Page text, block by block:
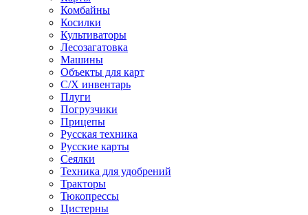
Комбайны
Косилки
Культиваторы
Лесозагатовка
Машины
Объекты для карт
С/Х инвентарь
Плуги
Погрузчики
Прицепы
Русская техника
Русские карты
Сеялки
Техника для удобрений
Тракторы
Тюкопрессы
Цистерны